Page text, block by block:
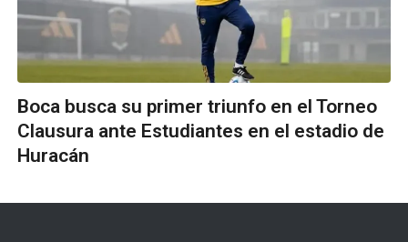
Boca busca su primer triunfo en el Torneo
Clausura ante Estudiantes en el estadio de
Huracán